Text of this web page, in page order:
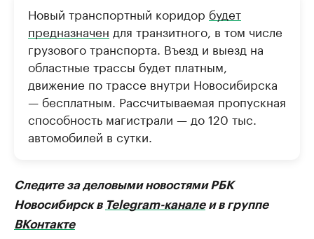
Новый транспортный коридор будет
предназначен для транзитного, в том числе
грузового транспорта. Въезд и выезд на
областные трассы будет платным,
движение по трассе внутри Новосибирска
— бесплатным. Рассчитываемая пропускная
способность магистрали — до 120 тыс.
автомобилей в сутки.
Следите за деловыми новостями РБК
Новосибирск в Telegram-каналеи в группе
ВКонтакте